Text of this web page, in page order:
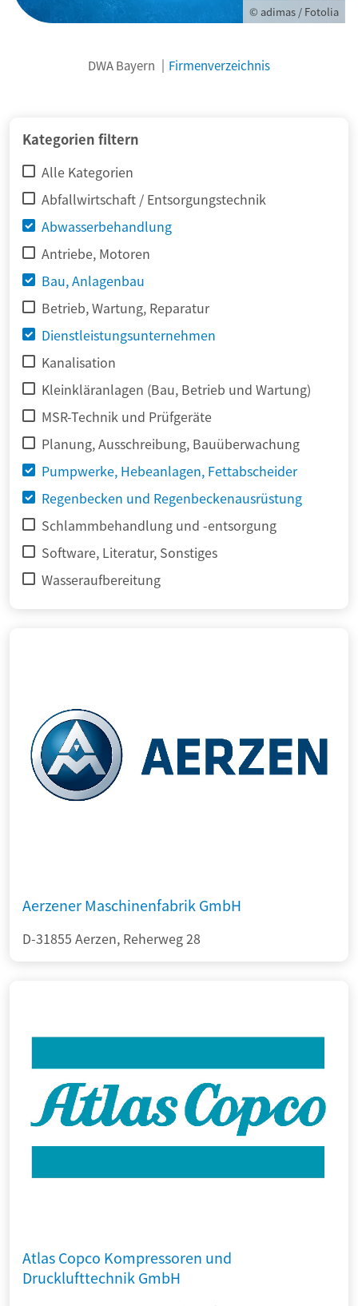
© adimas / Fotolia
DWA Bayern Firmenverzeichnis
Kategorien filtern
Alle Kategorien
Abfallwirtschaft / Entsorgungstechnik
Abwasserbehandlung
Antriebe, Motoren
Bau, Anlagenbau
Betrieb, Wartung, Reparatur
Dienstleistungsunternehmen
Kanalisation
Kleinkläranlagen (Bau, Betrieb und Wartung)
MSR-Technik und Prüfgeräte
Planung, Ausschreibung, Bauüberwachung
Pumpwerke, Hebeanlagen, Fettabscheider
Regenbecken und Regenbeckenausrüstung
Schlammbehandlung und -entsorgung
Software, Literatur, Sonstiges
Wasseraufbereitung
Aerzener Maschinenfabrik GmbH
D-31855 Aerzen, Reherweg 28
Atlas Copco Kompressoren und
Drucklufttechnik GmbH